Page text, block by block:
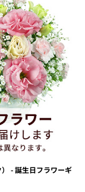
- 誕生日フラワーギ